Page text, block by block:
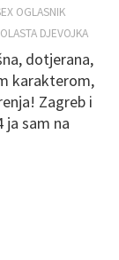
OGLASNIK
DJEVOJKA
dotjerana,
karakterom,
Zagreb i
sam na